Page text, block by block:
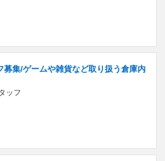
募集/ゲームや雑貨など取り扱う倉庫内
ッフ